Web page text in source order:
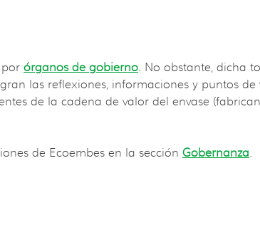
por órganos de gobierno . No obstante, dicha
las reflexiones, informaciones y puntos
de la cadena de valor del envase
de Ecoembes en la sección Gobernanza